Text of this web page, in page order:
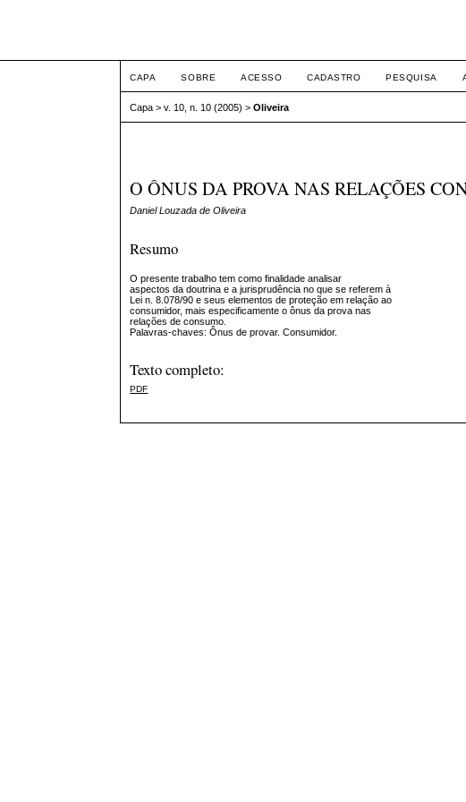
CAPA SOBRE ACESSO CADASTRO PESQUISA
Capa >v. 10, n. 10 (2005) >Oliveira
O ÔNUS DA PROVA NAS RELAÇÕES
Daniel Louzada de Oliveira
Resumo
O presente trabalho tem como finalidade analisar
aspectos da doutrina e a jurisprudência no que se referem à
Lei n. 8.078/90 e seus elementos de proteção em relação ao
consumidor, mais especificamente o ônus da prova nas
relações de consumo.
Palavras-chaves: Ônus de provar. Consumidor.
Texto completo:
PDF